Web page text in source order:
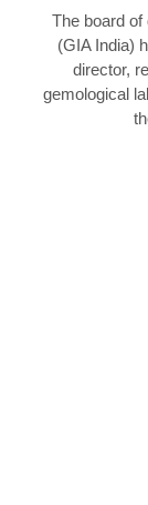
The board of
(GIA India)
director,
gemological